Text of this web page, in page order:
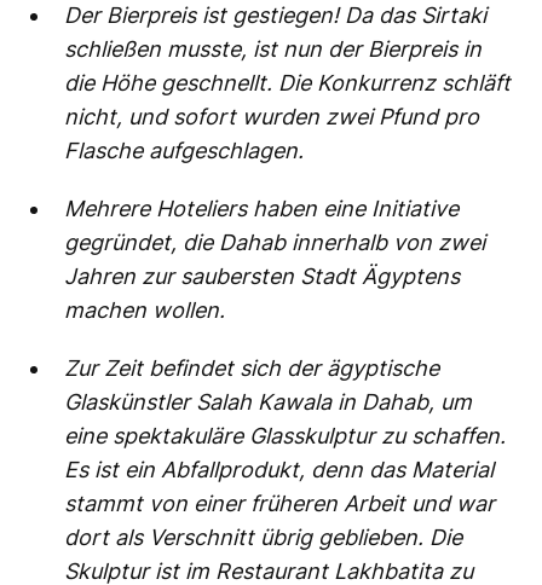
Der Bierpreis ist gestiegen! Da das Sirtaki
schließen musste, ist nun der Bierpreis in
die Höhe geschnellt. Die Konkurrenz schläft
nicht, und sofort wurden zwei Pfund pro
Flasche aufgeschlagen.
Mehrere Hoteliers haben eine Initiative
gegründet, die Dahab innerhalb von zwei
Jahren zur saubersten Stadt Ägyptens
machen wollen.
Zur Zeit befindet sich der ägyptische
Glaskünstler Salah Kawala in Dahab, um
eine spektakuläre Glasskulptur zu schaffen.
Es ist ein Abfallprodukt, denn das Material
stammt von einer früheren Arbeit und war
dort als Verschnitt übrig geblieben. Die
Skulptur ist im Restaurant Lakhbatita zu